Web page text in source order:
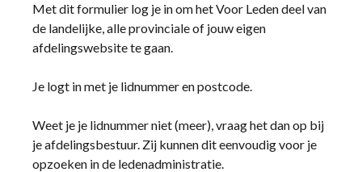
Met dit formulier log je in om het Voor Leden deel van
de landelijke, alle provinciale of jouw eigen
afdelingswebsite te gaan.
Je logt in met je lidnummer en postcode.
Weet je je lidnummer niet (meer), vraag het dan op bij
je afdelingsbestuur. Zij kunnen dit eenvoudig voor je
opzoeken in de ledenadministratie.